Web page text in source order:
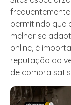
permitindo que
melhor se
online, é
reputação do
de compra